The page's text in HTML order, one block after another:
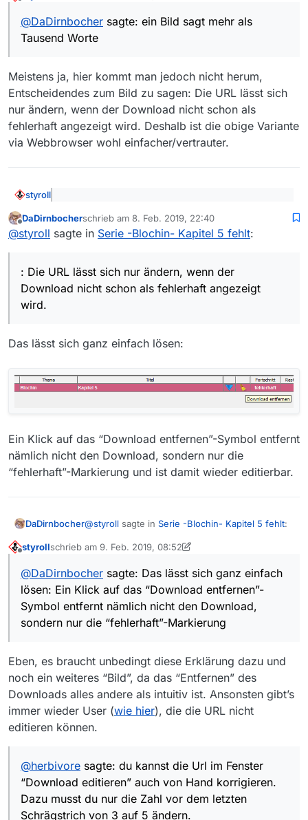
hilfreich, da ich die neueste Version von
Mediathek view habe…
Geht natürlich auch auch mit 13.2.1, ein Bild sagt
mehr als Tausend Worte:
@DaDirnbocher sagte: ein Bild sagt mehr als
Tausend Worte
Meistens ja, hier kommt man jedoch nicht herum,
Entscheidendes zum Bild zu sagen: Die URL lässt sich
nur ändern, wenn der Download nicht schon als
fehlerhaft angezeigt wird. Deshalb ist die obige Variante
via Webbrowser wohl einfacher/vertrauter.
styroll
Tausend Worte
Meistens ja, hier kommt man jedoch nicht herum,
Entscheidendes zum Bild zu sagen: Die URL lässt sich
fehlerhaft angezeigt wird. Deshalb ist die obige Variante
via Webbrowser wohl einfacher/vertrauter.
Offline
DaDirnbocherschrieb am 8. Feb. 2019, 22:40
zuletzt editiert von
@styroll sagte in Serie -Blochin- Kapitel 5 fehlt:
: Die URL lässt sich nur ändern, wenn der
Download nicht schon als fehlerhaft angezeigt
wird.
Das lässt sich ganz einfach lösen:
Ein Klick auf das “Download entfernen”-Symbol entfernt
nämlich nicht den Download, sondern nur die
“fehlerhaft”-Markierung und ist damit wieder editierbar.
DaDirnbocher@styroll sagte in Serie -Blochin- Kapitel 5 fehlt:
Download nicht schon als fehlerhaft
angezeigt wird.
Das lässt sich ganz einfach lösen:
entfernt nämlich nicht den Download, sondern
nur die “fehlerhaft”-Markierung und ist damit
wieder editierbar.
styrollschrieb am 9. Feb. 2019, 08:52
zuletzt editiert von styroll2. Sept. 2019, 10:12
@DaDirnbocher sagte: Das lässt sich ganz einfach
lösen: Ein Klick auf das “Download entfernen”-
Symbol entfernt nämlich nicht den Download,
sondern nur die “fehlerhaft”-Markierung
Eben, es braucht unbedingt diese Erklärung dazu und
noch ein weiteres “Bild”, da das “Entfernen” des
Downloads alles andere als intuitiv ist. Ansonsten gibt’s
immer wieder User (wie hier), die die URL nicht
editieren können.
@herbivore sagte: du kannst die Url im Fenster
“Download editieren” auch von Hand korrigieren.
Dazu musst du nur die Zahl vor dem letzten
Schrägstrich von 3 auf 5 ändern.